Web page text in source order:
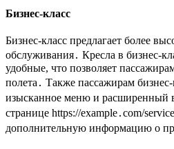
Бизнес-класс
Бизнес-класс предлагает более
обслуживания․ Кресла в бизнес-
удобные, что позволяет
полета․ Также пассажирам бизнес-
изысканное меню и расширенный
странице https://example․com/
дополнительную информацию о